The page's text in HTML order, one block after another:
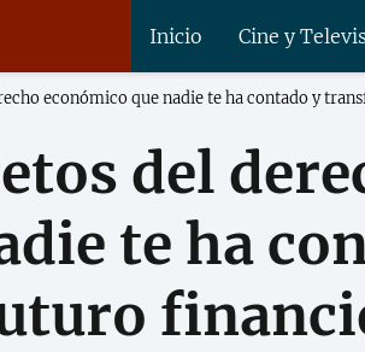
Inicio Cine y
económico que nadie te ha contado y
del
te ha